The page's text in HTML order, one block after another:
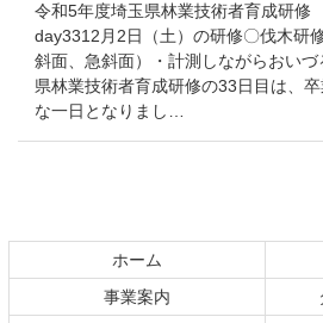
令和5年度埼玉県林業技術者育成研修
day3312月2日（土）の研修〇伐木研
斜面、急斜面）・計測しながらおい
県林業技術者育成研修の33日目は、
な一日となりまし…
ン
の
ホーム
事業案内